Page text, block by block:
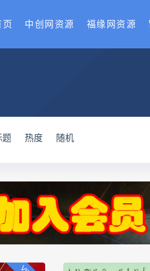
页 中创网资源 福缘网资源
题 热度 随机